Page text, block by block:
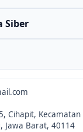
Siber
Cihapit,
Jawa Barat, 40114